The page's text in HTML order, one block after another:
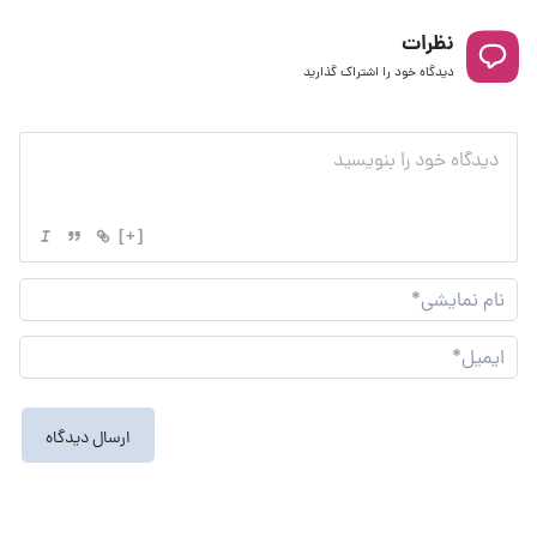
نظرات
دیدگاه خود را اشتراک گذارید
[+]
نام